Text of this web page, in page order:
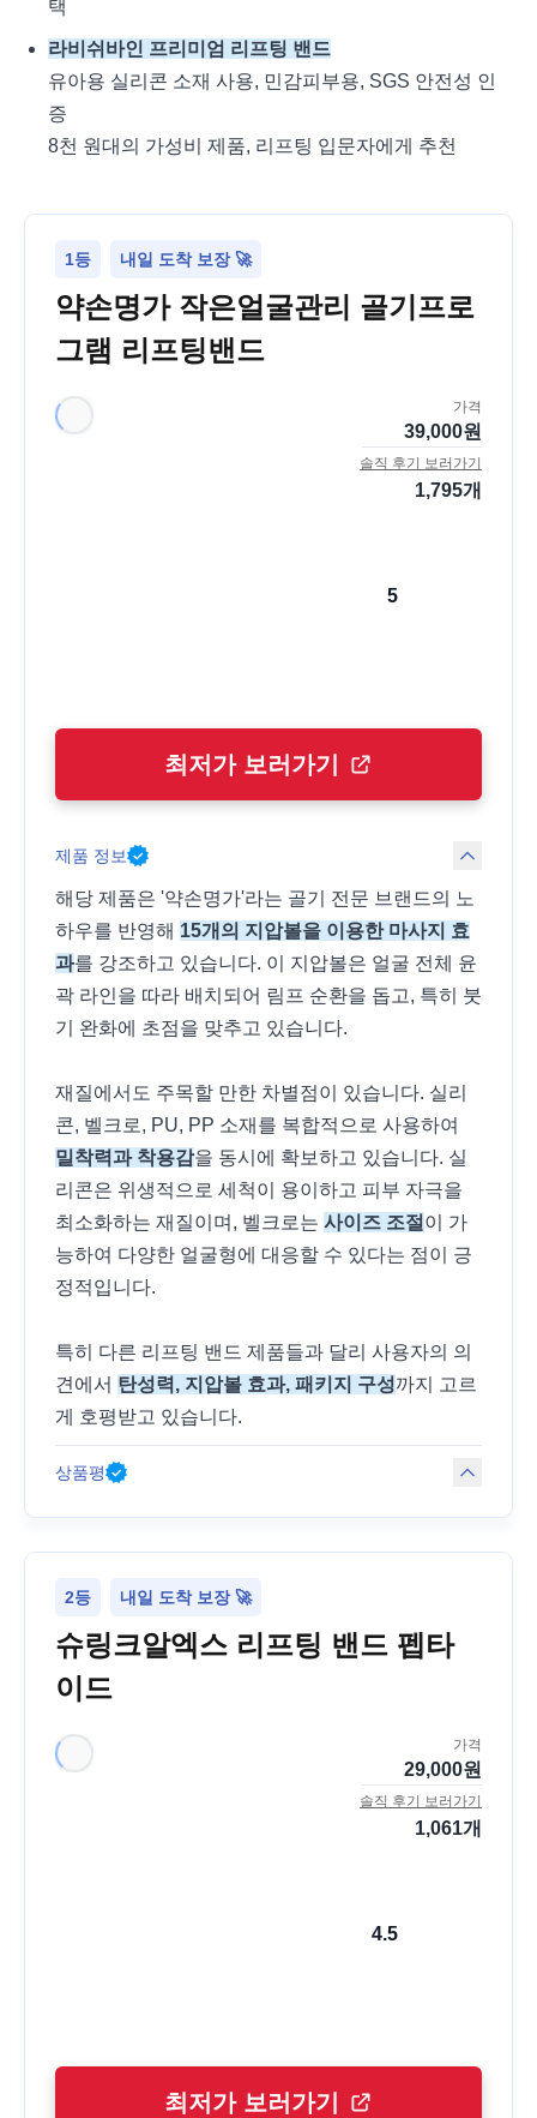
택
라비쉬바인 프리미엄 리프팅 밴드
유아용 실리콘 소재 사용, 민감피부용, SGS 안전성 인
증
8천 원대의 가성비 제품, 리프팅 입문자에게 추천
1등 내일 도착 보장 🚀
약손명가 작은얼굴관리 골기프로
그램 리프팅밴드
가격
39,000원
솔직 후기 보러가기
1,795개
5
최저가 보러가기
제품 정보
해당 제품은 '약손명가'라는 골기 전문 브랜드의 노
하우를 반영해 15개의 지압볼을 이용한 마사지 효
과를 강조하고 있습니다. 이 지압볼은 얼굴 전체 윤
곽 라인을 따라 배치되어 림프 순환을 돕고, 특히 붓
기 완화에 초점을 맞추고 있습니다.
재질에서도 주목할 만한 차별점이 있습니다. 실리
콘, 벨크로, PU, PP 소재를 복합적으로 사용하여
밀착력과 착용감을 동시에 확보하고 있습니다. 실
리콘은 위생적으로 세척이 용이하고 피부 자극을
최소화하는 재질이며, 벨크로는 사이즈 조절 이 가
능하여 다양한 얼굴형에 대응할 수 있다는 점이 긍
정적입니다.
특히 다른 리프팅 밴드 제품들과 달리 사용자의 의
견에서 탄성력, 지압볼 효과, 패키지 구성까지 고르
게 호평받고 있습니다.
상품평
2등 내일 도착 보장 🚀
슈링크알엑스 리프팅 밴드 펩타
이드
가격
29,000원
솔직 후기 보러가기
1,061개
4.5
최저가 보러가기